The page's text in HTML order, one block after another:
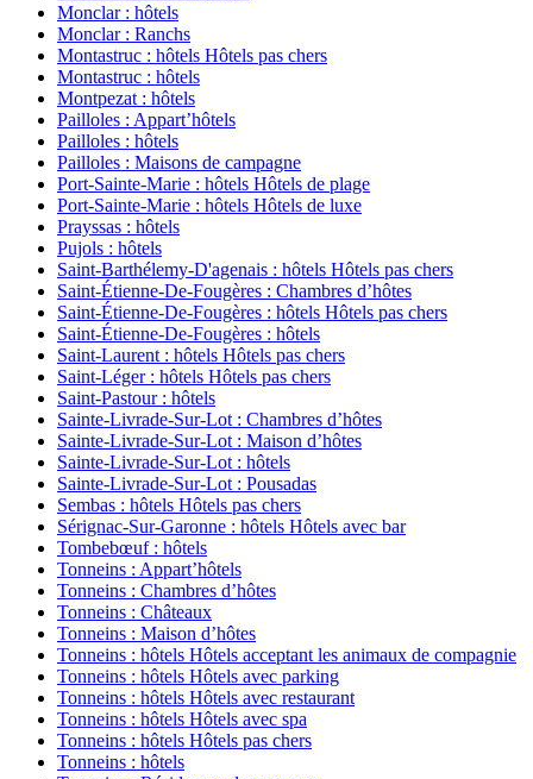
Monclar : hôtels
Monclar : Ranchs
Montastruc : hôtels Hôtels pas chers
Montastruc : hôtels
Montpezat : hôtels
Pailloles : Appart’hôtels
Pailloles : hôtels
Pailloles : Maisons de campagne
Port-Sainte-Marie : hôtels Hôtels de plage
Port-Sainte-Marie : hôtels Hôtels de luxe
Prayssas : hôtels
Pujols : hôtels
Saint-Barthélemy-D'agenais : hôtels Hôtels pas chers
Saint-Étienne-De-Fougères : Chambres d’hôtes
Saint-Étienne-De-Fougères : hôtels Hôtels pas chers
Saint-Étienne-De-Fougères : hôtels
Saint-Laurent : hôtels Hôtels pas chers
Saint-Léger : hôtels Hôtels pas chers
Saint-Pastour : hôtels
Sainte-Livrade-Sur-Lot : Chambres d’hôtes
Sainte-Livrade-Sur-Lot : Maison d’hôtes
Sainte-Livrade-Sur-Lot : hôtels
Sainte-Livrade-Sur-Lot : Pousadas
Sembas : hôtels Hôtels pas chers
Sérignac-Sur-Garonne : hôtels Hôtels avec bar
Tombebœuf : hôtels
Tonneins : Appart’hôtels
Tonneins : Chambres d’hôtes
Tonneins : Châteaux
Tonneins : Maison d’hôtes
Tonneins : hôtels Hôtels acceptant les animaux de compagnie
Tonneins : hôtels Hôtels avec parking
Tonneins : hôtels Hôtels avec restaurant
Tonneins : hôtels Hôtels avec spa
Tonneins : hôtels Hôtels pas chers
Tonneins : hôtels